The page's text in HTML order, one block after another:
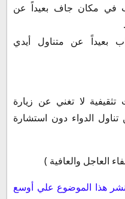
في مكان جاف بعيداً عن
بعيداً عن متناول أيدي
تثقيفية لا تغني عن زيارة
الدواء دون استشارة
العاجل والعافية )
هذا الموضوع علي أوسع